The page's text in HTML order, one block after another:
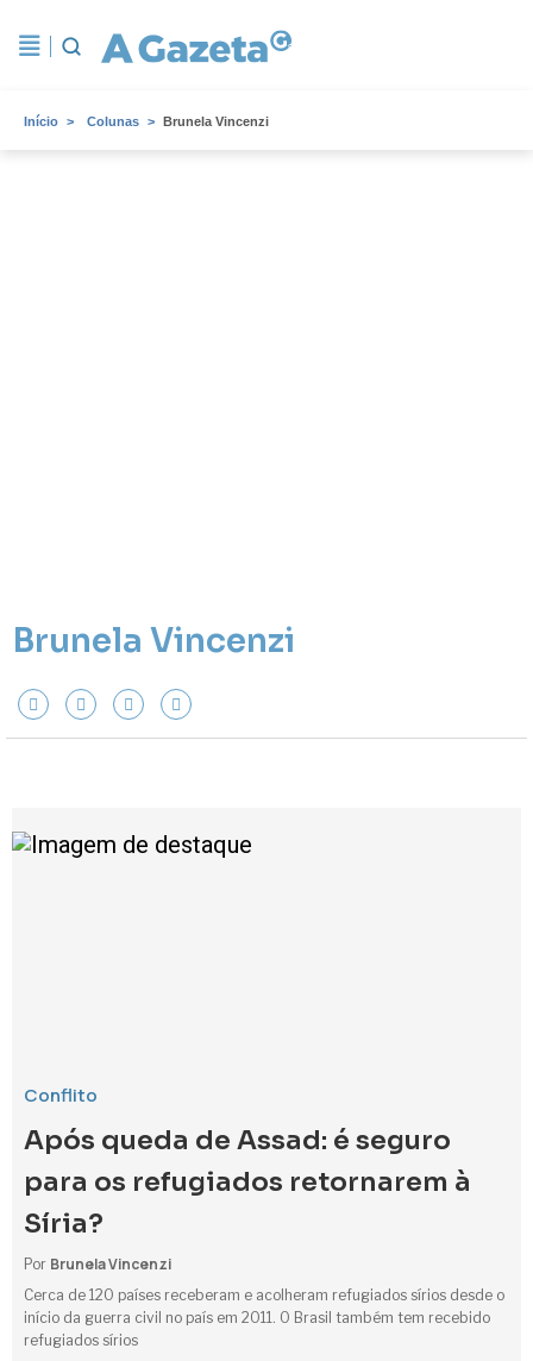
Início Colunas Brunela Vincenzi
Brunela Vincenzi
Conflito
Após queda de Assad: é seguro
para os refugiados retornarem à
Síria?
Por Brunela Vincenzi
Cerca de 120 países receberam e acolheram refugiados sírios desde o
início da guerra civil no país em 2011. O Brasil também tem recebido
refugiados sírios